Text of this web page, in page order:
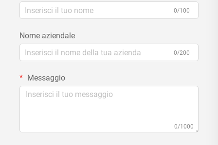
0/100
Nome aziendale
0/200
Messaggio
0/1000